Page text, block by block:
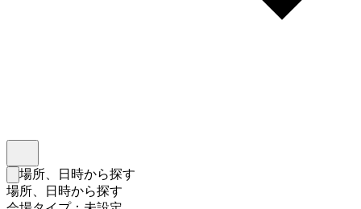
検索フォームを閉じる
場所、日時から探す
場所、日時から探す